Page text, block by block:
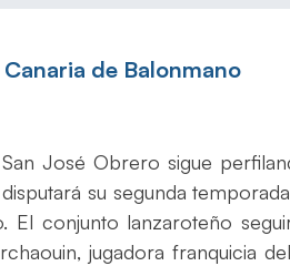
de Balonmano
José Obrero sigue
su segunda
El conjunto lanzaroteño
jugadora franquicia